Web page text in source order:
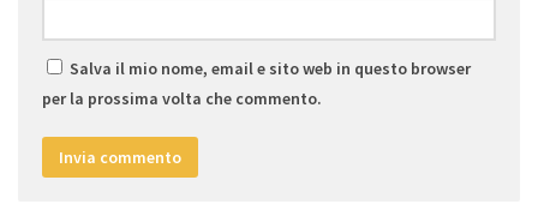
Salva il mio nome, email e sito web in questo browser
per la prossima volta che commento.